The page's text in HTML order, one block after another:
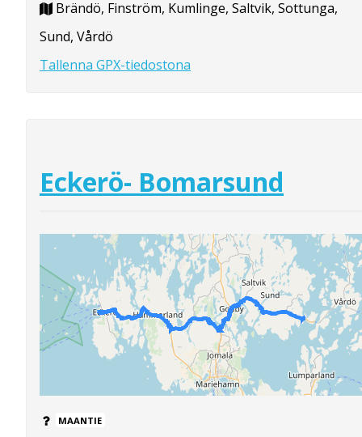
Brändö, Finström, Kumlinge, Saltvik, Sottunga,
Sund, Vårdö
Tallenna GPX-tiedostona
Eckerö- Bomarsund
MAANTIE